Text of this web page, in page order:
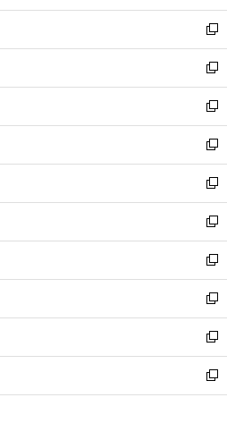
開
く
ウ
で
開
く
ン
ド
ウ
で
開
く
ウ
ィ
ン
ド
ウ
で
開
く
新
し
い
ウ
ィ
ン
ド
ウ
で
開
く
新
し
い
ウ
ィ
ン
ド
ウ
で
開
く
新
し
い
ウ
ィ
ン
ド
ウ
で
開
く
新
し
い
ウ
ィ
ン
ド
ウ
で
開
く
新
し
い
ウ
ィ
ン
ド
ウ
で
開
く
新
し
い
ウ
ィ
ン
ド
ウ
で
開
新
し
い
ウ
ィ
ン
ド
ウ
新
し
い
ウ
ィ
ン
新
し
い
ウ
新
し